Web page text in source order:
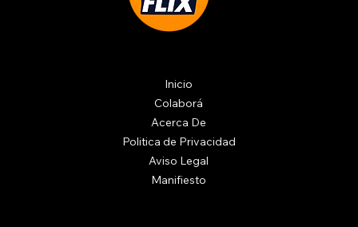
Inicio
Colaborá
Acerca De
Politica de Privacidad
Aviso Legal
Manifiesto